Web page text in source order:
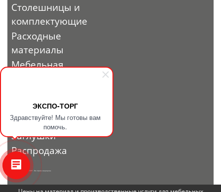
ЭКСПО-ТОРГ
Здравствуйте! Мы готовы вам
помочь.
Столешницы и
комплектующие
Расходные
материалы
Мебельная
профиль и
фурнитура
Заглушки
Распродажа
© 2010 - 2026. ЭКСПО-ТОРГ. Все права защищены.